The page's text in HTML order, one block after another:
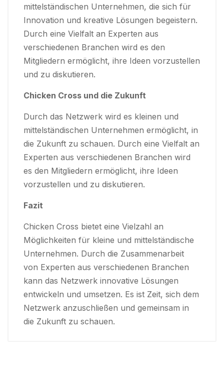
mittelständischen Unternehmen, die sich für
Innovation und kreative Lösungen begeistern.
Durch eine Vielfalt an Experten aus
verschiedenen Branchen wird es den
Mitgliedern ermöglicht, ihre Ideen vorzustellen
und zu diskutieren.
Chicken Cross und die Zukunft
Durch das Netzwerk wird es kleinen und
mittelständischen Unternehmen ermöglicht, in
die Zukunft zu schauen. Durch eine Vielfalt an
Experten aus verschiedenen Branchen wird
es den Mitgliedern ermöglicht, ihre Ideen
vorzustellen und zu diskutieren.
Fazit
Chicken Cross bietet eine Vielzahl an
Möglichkeiten für kleine und mittelständische
Unternehmen. Durch die Zusammenarbeit
von Experten aus verschiedenen Branchen
kann das Netzwerk innovative Lösungen
entwickeln und umsetzen. Es ist Zeit, sich dem
Netzwerk anzuschließen und gemeinsam in
die Zukunft zu schauen.